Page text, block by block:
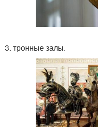
3. тронные залы.